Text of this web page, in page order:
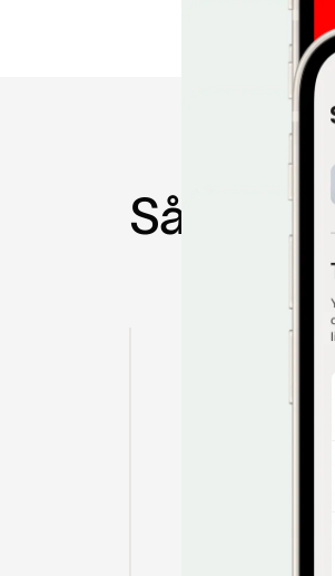
Så fu
Når du når til
Hvis du har brugt
3.
Bekræft betalingen